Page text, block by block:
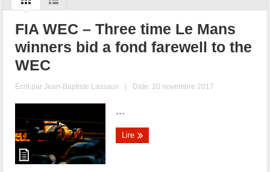
FIA WEC – Three time Le Mans
winners bid a fond farewell to the
WEC
Écrit parJean-Baptiste Lassaux | Date: 20 novembre 2017
...
Lire